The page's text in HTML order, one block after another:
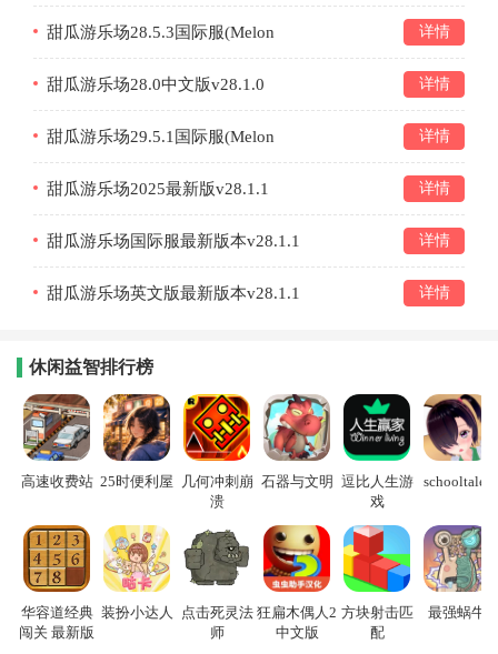
甜瓜游乐场28.5.3国际服(Melon
详情
甜瓜游乐场28.0中文版v28.1.0 详情
甜瓜游乐场29.5.1国际服(Melon
详情
甜瓜游乐场2025最新版v28.1.1 详情
甜瓜游乐场国际服最新版本v28.1.1 详情
甜瓜游乐场英文版最新版本v28.1.1 详情
休闲益智排行榜
高速收费站 25时便利屋
几何冲刺崩
溃
石器与文明 逗比人生游
戏
schooltales
华容道经典
闯关 最新版
装扮小达人
点击死灵法
师
狂扁木偶人2
中文版
方块射击匹
配
最强蜗牛